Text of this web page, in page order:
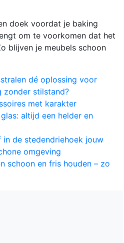
doek voordat je baking
om te voorkomen dat het
blijven je meubels schoon
dé oplossing voor
zonder stilstand?
met karakter
altijd een helder en
in de stedendriehoek jouw
omgeving
schoon en fris houden – zo